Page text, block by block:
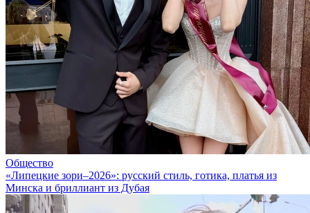
Общество
«Липецкие зори–2026»: русский стиль, готика, платья из
Минска и бриллиант из Дубая